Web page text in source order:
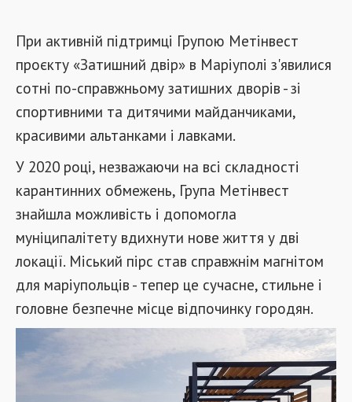
При активній підтримці Групою Метінвест
проєкту «Затишний двір» в Маріуполі з'явилися
сотні по-справжньому затишних дворів - зі
спортивними та дитячими майданчиками,
красивими альтанками і лавками.
У 2020 році, незважаючи на всі складності
карантинних обмежень, Група Метінвест
знайшла можливість і допомогла
муніципалітету вдихнути нове життя у дві
локації. Міський пірс став справжнім магнітом
для маріупольців - тепер це сучасне, стильне і
головне безпечне місце відпочинку городян.